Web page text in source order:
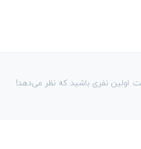
اولین نفری باشید که نظر می‌دهد!